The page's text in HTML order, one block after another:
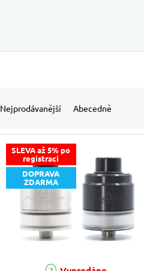
Nejprodávanější Abecedně
SLEVA až 5% po
registraci
DOPRAVA
ZDARMA